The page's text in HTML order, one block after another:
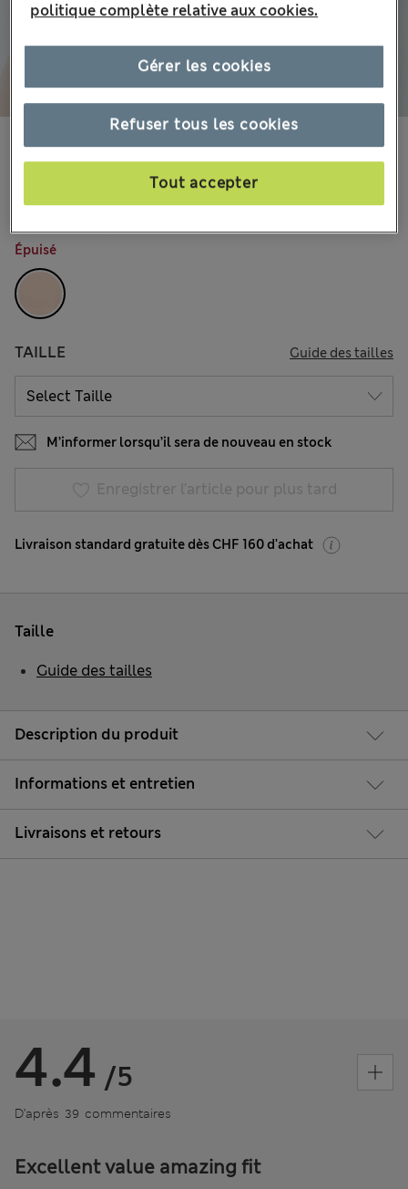
39 les commentaires reçus
CHF51.90
Tous les prix incluent les taxes et les frais de douanes
COULEUR: Quartz Rose
Épuisé
TAILLE Guide des tailles
M’informer lorsqu’il sera de nouveau en stock
Enregistrer l’article pour plus tard
Livraison standard gratuite dès CHF 160 d'achat
Description du produit
Informations et entretien
Livraisons et retours
Taille
Guide des tailles
4.4 /5
D’après 39 commentaires
Excellent value amazing fit
politique complète relative aux cookies.
Refuser tous les cookies
Tout accepter
Gérer les cookies